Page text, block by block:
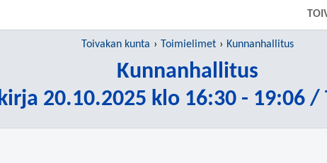
Toivakan kunta Toimielimet Kunnanhallitus
Kunnanhallitus
20.10.2025 klo 16:30 - 19:06 /